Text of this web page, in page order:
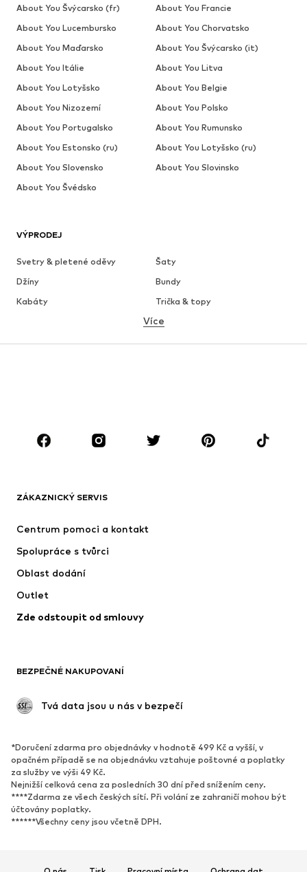
VÝPRODEJ
Svetry & pletené oděvy
Šaty
Džíny
Bundy
Kabáty
Trička & topy
Spodní prádlo
Doplňky
Premium
Nové
Trička & topy
Bundy
Spodní prádlo
Kabáty
Plavky
Příležitosti
Upcyklace
Nové
Oblíbené
Tenisky
Lodičky & boty na podpatku
Kozačky
Sandály
Více
ZÁKAZNICKÝ SERVIS
Centrum pomoci a kontakt
Spolupráce s tvůrci
Oblast dodání
Outlet
Zde odstoupit od smlouvy
BEZPEČNÉ NAKUPOVANÍ
Tvá data jsou u nás v bezpečí
*Doručení zdarma pro objednávky v hodnotě 499 Kč a vyšší, v
opačném případě se na objednávku vztahuje poštovné a poplatky
za služby ve výši 49 Kč.
Nejnižší celková cena za posledních 30 dní před snížením ceny.
****Zdarma ze všech českých sítí. Při volání ze zahraničí mohou být
účtovány poplatky.
******Všechny ceny jsou včetně DPH.
About You Švýcarsko (fr)
About You Francie
About You Lucembursko
About You Chorvatsko
About You Maďarsko
About You Švýcarsko (it)
About You Itálie
About You Litva
About You Lotyšsko
About You Belgie
About You Nizozemí
About You Polsko
About You Portugalsko
About You Rumunsko
About You Estonsko (ru)
About You Lotyšsko (ru)
About You Slovensko
About You Slovinsko
About You Švédsko